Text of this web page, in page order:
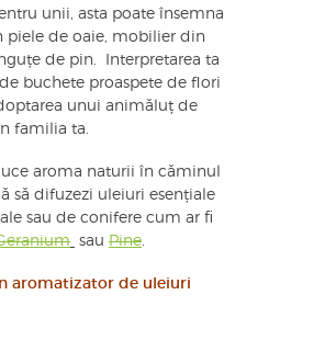
unii, asta poate însemna
piele de oaie, mobilier din
de pin. Interpretarea ta
buchete proaspete de flori
unui animăluț de
familia ta.
aroma naturii în căminul
să difuzezi uleiuri esențiale
sau de conifere cum ar fi
sau Pine
aromatizator de uleiuri